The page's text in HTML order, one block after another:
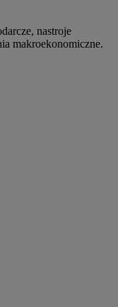
nastroje
makroekonomiczne.